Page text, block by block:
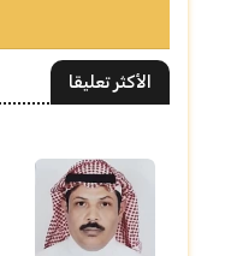
الأكثر تعليقا